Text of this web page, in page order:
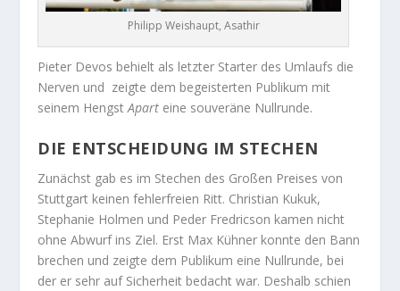
Philipp Weishaupt, Asathir
Pieter Devos behielt als letzter Starter des Umlaufs die
Nerven und zeigte dem begeisterten Publikum mit
seinem HengstApart eine souveräne Nullrunde.
DIE ENTSCHEIDUNG IM STECHEN
Zunächst gab es im Stechen des Großen Preises von
Stuttgart keinen fehlerfreien Ritt. Christian Kukuk,
Stephanie Holmen und Peder Fredricson kamen nicht
ohne Abwurf ins Ziel. Erst Max Kühner konnte den Bann
brechen und zeigte dem Publikum eine Nullrunde, bei
der er sehr auf Sicherheit bedacht war. Deshalb schien